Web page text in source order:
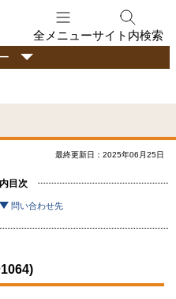
全メニューサイト内検索
最終更新日：2025年06月25日
目次
問い合わせ先